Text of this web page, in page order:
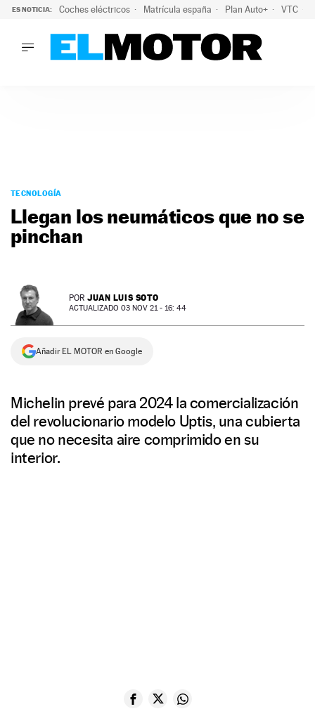
ES NOTICIA: Coches eléctricos Matrícula españa Plan Auto+ VTC
PODCAST
TECNOLOGÍA
SUPERCOCHES
PREMIOS
SERVICIOS
TECNOLOGÍA
Llegan los neumáticos que no se
pinchan
POR JUAN LUIS SOTO
ACTUALIZADO 03 NOV 21 - 16: 44
Añadir EL MOTOR en Google
Michelin prevé para 2024 la comercialización
del revolucionario modelo Uptis, una cubierta
que no necesita aire comprimido en su
interior.